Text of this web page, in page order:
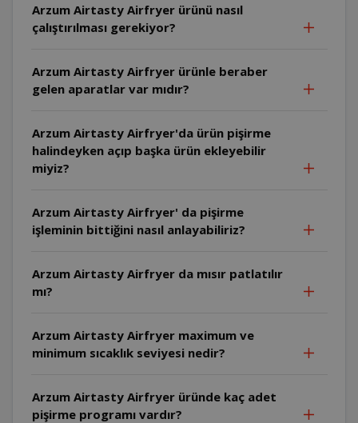
Arzum Airtasty Airfryer ürünü nasıl
çalıştırılması gerekiyor?
Arzum Airtasty Airfryer ürünle beraber
gelen aparatlar var mıdır?
Arzum Airtasty Airfryer'da ürün pişirme
halindeyken açıp başka ürün ekleyebilir
miyiz?
Arzum Airtasty Airfryer' da pişirme
işleminin bittiğini nasıl anlayabiliriz?
Arzum Airtasty Airfryer da mısır patlatılır
mı?
Arzum Airtasty Airfryer maximum ve
minimum sıcaklık seviyesi nedir?
Arzum Airtasty Airfryer üründe kaç adet
pişirme programı vardır?